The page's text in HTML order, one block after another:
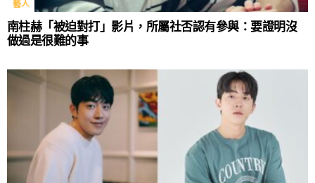
藝人
南柱赫「被迫對打」影片，所屬社否認有參與：要證明沒
做過是很難的事